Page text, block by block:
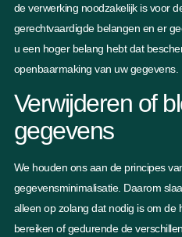
de verwerking noodzakelijk is voor
gerechtvaardigde belangen en er
u een hoger belang hebt dat
openbaarmaking van uw gegevens.
Verwijderen of
gegevens
We houden ons aan de principes
gegevensminimalisatie. Daarom
alleen op zolang dat nodig is om de
bereiken of gedurende de